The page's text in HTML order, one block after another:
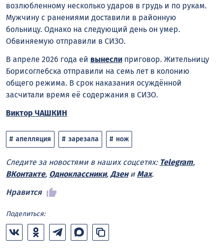
возлюбленному несколько ударов в грудь и по рукам.
Мужчину с ранениями доставили в районную
больницу. Однако на следующий день он умер.
Обвиняемую отправили в СИЗО.
В апреле 2026 года ей вынесли приговор. Жительницу
Борисоглебска отправили на семь лет в колонию
общего режима. В срок наказания осуждённой
засчитали время её содержания в СИЗО.
Виктор ЧАШКИН
апелляция зарезала нож
Следите за новостями в наших соцсетях: Telegram,
ВКонтакте, Одноклассники, Дзени Max.
Нравится
Поделиться: